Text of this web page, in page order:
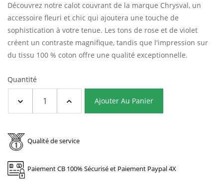
Découvrez notre calot couvrant de la marque Chrysval, un
accessoire fleuri et chic qui ajoutera une touche de
sophistication à votre tenue. Les tons de rose et de violet
créent un contraste magnifique, tandis que l'impression sur
du tissu 100 % coton offre une qualité exceptionnelle.
Quantité
Ajouter Au Panier
Qualité de service
Paiement CB 100% Sécurisé et Paiement Paypal 4X